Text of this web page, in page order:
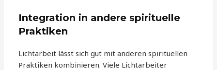
Integration in andere spirituelle
Praktiken
Lichtarbeit lässt sich gut mit anderen spirituellen
Praktiken kombinieren. Viele Lichtarbeiter